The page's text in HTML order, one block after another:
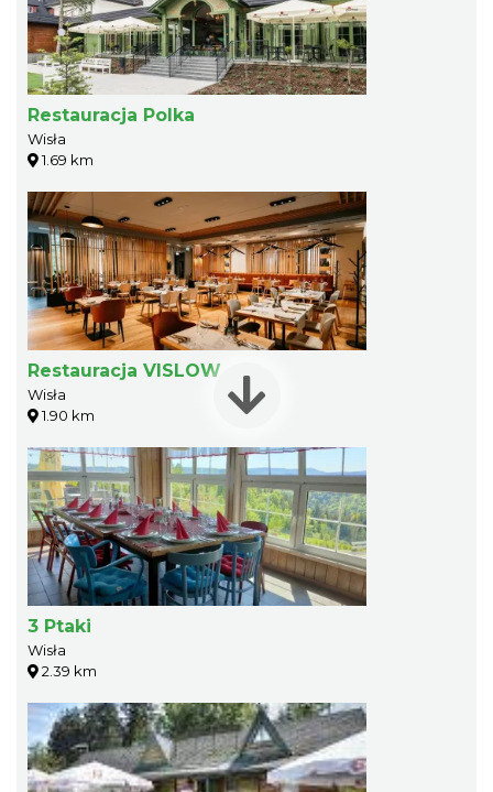
Restauracja Polka
Wisła
1.69 km
Restauracja VISLOW
Wisła
1.90 km
3 Ptaki
Wisła
2.39 km